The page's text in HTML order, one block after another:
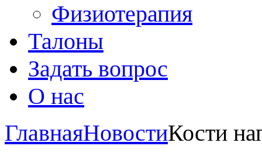
Физиотерапия
Талоны
Задать вопрос
О нас
ГлавнаяНовостиКости